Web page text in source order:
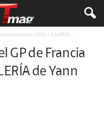
Histórico 2026 + GALERÍA...
GP de Francia
de Yann